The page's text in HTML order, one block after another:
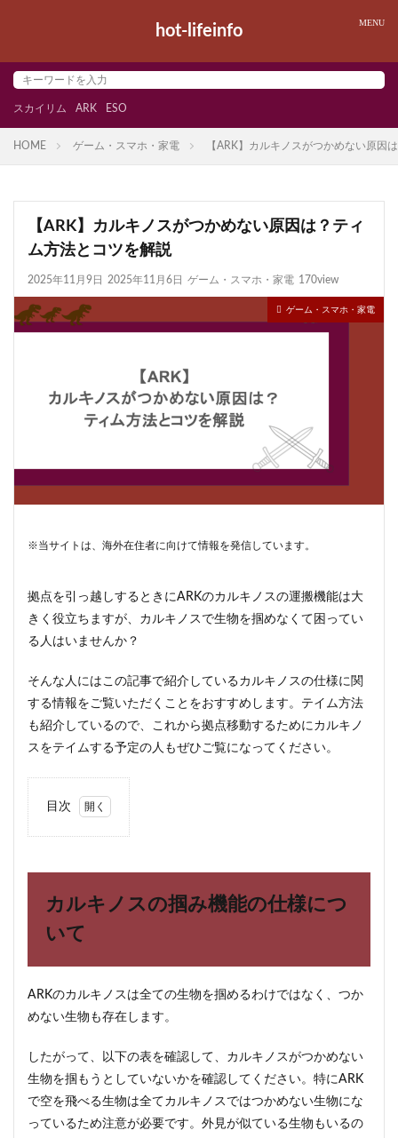
hot-lifeinfo
スカイリム ARK ESO
HOME ゲーム・スマホ・家電 【ARK】カルキノスがつかめない原因
【ARK】カルキノスがつかめない原因は？ティ
ム方法とコツを解説
2025年11月9日 2025年11月6日 ゲーム・スマホ・家電 170view
ゲーム・スマホ・家電
※当サイトは、海外在住者に向けて情報を発信しています。
拠点を引っ越しするときにARKのカルキノスの運搬機能は大
きく役立ちますが、カルキノスで生物を掴めなくて困ってい
る人はいませんか？
そんな人にはこの記事で紹介しているカルキノスの仕様に関
する情報をご覧いただくことをおすすめします。テイム方法
も紹介しているので、これから拠点移動するためにカルキノ
スをテイムする予定の人もぜひご覧になってください。
目次
掴み
機能
の仕
様に
2
サバ
ーで
キノ
スが
つか
カルキノスの掴み機能の仕様につ
いて
ARKのカルキノスは全ての生物を掴めるわけではなく、つか
めない生物も存在します。
したがって、以下の表を確認して、カルキノスがつかめない
生物を掴もうとしていないかを確認してください。特にARK
で空を飛べる生物は全てカルキノスではつかめない生物にな
っているため注意が必要です。外見が似ている生物もいるの